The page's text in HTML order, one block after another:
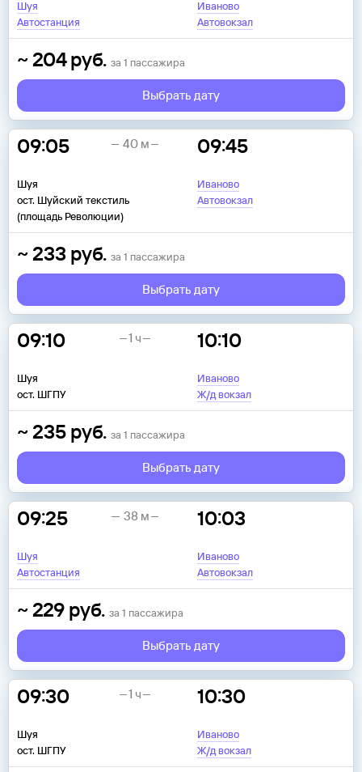
Шуя
Автостанция
Иваново
Автовокзал
~ 204 руб. за 1 пассажира
Выбрать дату
09:05
Шуя
ост. Шуйский текстиль
(площадь Революции)
09:45
Иваново
Автовокзал
40 м
~ 233 руб. за 1 пассажира
Выбрать дату
09:10
Шуя
ост. ШГПУ
10:10
Иваново
Ж/д вокзал
1 ч
~ 235 руб. за 1 пассажира
Выбрать дату
09:25
Шуя
Автостанция
10:03
Иваново
Автовокзал
38 м
~ 229 руб. за 1 пассажира
Выбрать дату
09:30
Шуя
ост. ШГПУ
10:30
Иваново
Ж/д вокзал
1 ч